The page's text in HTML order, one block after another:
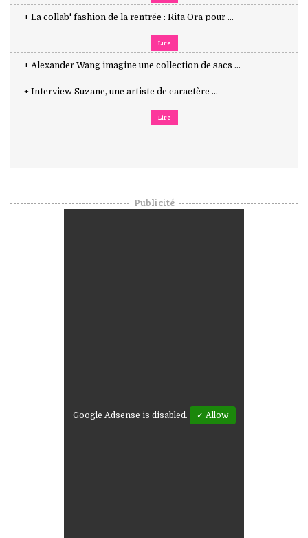
+ La collab' fashion de la rentrée : Rita Ora pour ...
Lire
+ Alexander Wang imagine une collection de sacs ...
+ Interview Suzane, une artiste de caractère ...
Lire
Publicité
Google Adsense is disabled. ✓ Allow